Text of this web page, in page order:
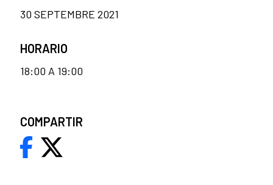
30 SEPTEMBRE 2021
HORARIO
18:00 A 19:00
COMPARTIR